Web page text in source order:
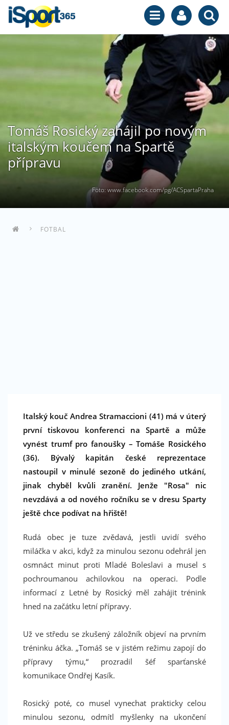
Foto: www.facebook.com/pg/ACSpartaPraha
Tomáš Rosický zahájil po novým
italským koučem na Spartě
přípravu
FOTBAL
Italský kouč Andrea Stramaccioni (41) má v úterý
první tiskovou konferenci na Spartě a může
vynést trumf pro fanoušky – Tomáše Rosického
(36). Bývalý kapitán české reprezentace
nastoupil v minulé sezoně do jediného utkání,
jinak chyběl kvůli zranění. Jenže "Rosa" nic
nevzdává a od nového ročníku se v dresu Sparty
ještě chce podívat na hřiště!
Rudá obec je tuze zvědavá, jestli uvidí svého
miláčka v akci, když za minulou sezonu odehrál jen
osmnáct minut proti Mladé Boleslavi a musel s
pochroumanou achilovkou na operaci. Podle
informací z Letné by Rosický měl zahájit trénink
hned na začátku letní přípravy.
Už ve středu se zkušený záložník objeví na prvním
tréninku áčka. „Tomáš se v jistém režimu zapojí do
přípravy týmu,“ prozradil šéf sparťanské
komunikace Ondřej Kasík.
Rosický poté, co musel vynechat prakticky celou
minulou sezonu, odmítl myšlenky na ukončení